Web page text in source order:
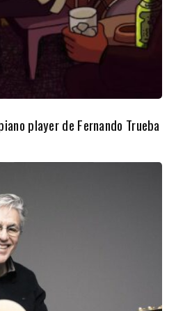
player de Fernando Trueba